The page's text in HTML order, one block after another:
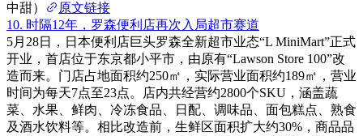
中甜）
原文链接
10. 时隔12年，罗森便利店再次入局超市赛道
5月28日，日本便利店巨头罗森全新超市业态“L MiniMart”正式
开业，首店位于东京都小平市，由原有“Lawson Store 100”改
造而来。门店占地面积约250㎡，实际营业面积约189㎡，营业
时间为每天7点至23点。店内共经营约2800个SKU，涵盖蔬
菜、水果、鲜肉、冷冻食品、日配、调味品、面包糕点、熟食
及酒水饮料等。相比改造前，生鲜区面积扩大约30%，商品品